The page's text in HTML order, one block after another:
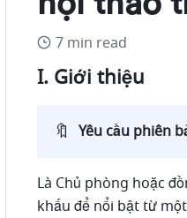
7 min read
I. Giới thiệu
🔖 Yêu cầu phiên
Là Chủ phòng hoặc
khấu để nổi bật từ